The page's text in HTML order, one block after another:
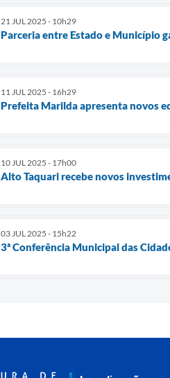
21 JUL 2025 - 10h29
Parceria entre Estado e Município
11 JUL 2025 - 16h29
Prefeita Marilda apresenta novos
10 JUL 2025 - 17h00
Alto Taquari recebe novos
03 JUL 2025 - 15h22
3ª Conferência Municipal das